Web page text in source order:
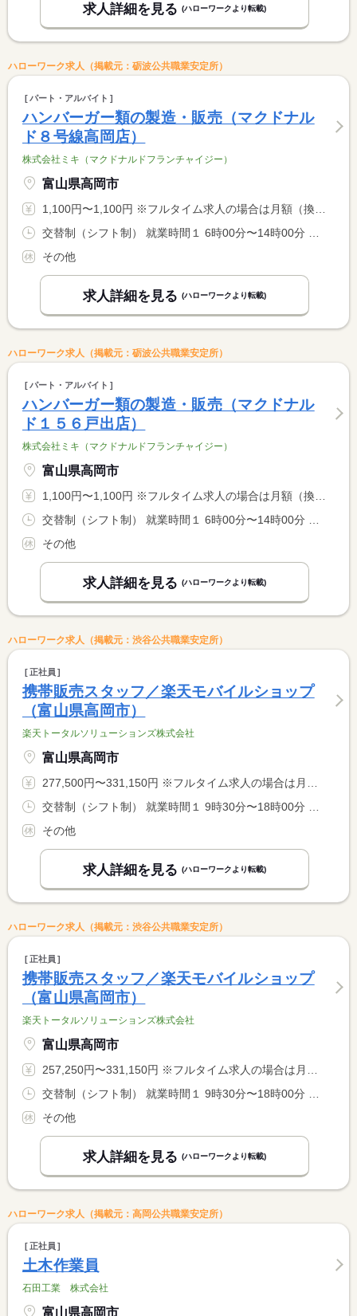
求人詳細を見る (ハローワークより転載)
ハローワーク求人（掲載元：砺波公共職業安定所）
パート・アルバイト
ハンバーガー類の製造・販売（マクドナル
ド８号線高岡店）
株式会社ミキ（マクドナルドフランチャイジー）
富山県高岡市
1,100円〜1,100円 ※フルタイム求人の場合は月額（換算額）、パート求人の場合は時間額を表示しています。
その他
求人詳細を見る (ハローワークより転載)
ハローワーク求人（掲載元：砺波公共職業安定所）
パート・アルバイト
ハンバーガー類の製造・販売（マクドナル
ド１５６戸出店）
株式会社ミキ（マクドナルドフランチャイジー）
富山県高岡市
1,100円〜1,100円 ※フルタイム求人の場合は月額（換算額）、パート求人の場合は時間額を表示しています。
その他
求人詳細を見る (ハローワークより転載)
ハローワーク求人（掲載元：渋谷公共職業安定所）
正社員
携帯販売スタッフ／楽天モバイルショップ
（富山県高岡市）
楽天トータルソリューションズ株式会社
富山県高岡市
277,500円〜331,150円 ※フルタイム求人の場合は月額（換算額）、パート求人の場合は時間額を表示しています。
その他
求人詳細を見る (ハローワークより転載)
ハローワーク求人（掲載元：渋谷公共職業安定所）
正社員
携帯販売スタッフ／楽天モバイルショップ
（富山県高岡市）
楽天トータルソリューションズ株式会社
富山県高岡市
257,250円〜331,150円 ※フルタイム求人の場合は月額（換算額）、パート求人の場合は時間額を表示しています。
その他
求人詳細を見る (ハローワークより転載)
ハローワーク求人（掲載元：高岡公共職業安定所）
正社員
土木作業員
石田工業 株式会社
富山県高岡市